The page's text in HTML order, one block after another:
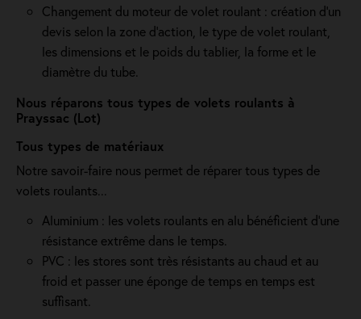
Changement du moteur de volet roulant : création d'un
devis selon la zone d’action, le type de volet roulant,
les dimensions et le poids du tablier, la forme et le
diamètre du tube.
Nous réparons tous types de volets roulants à
Prayssac (Lot)
Tous types de matériaux
Notre savoir-faire nous permet de réparer tous types de
volets roulants...
Aluminium : les volets roulants en alu bénéficient d'une
résistance extrême dans le temps.
PVC : les stores sont très résistants au chaud et au
froid et passer une éponge de temps en temps est
suffisant.